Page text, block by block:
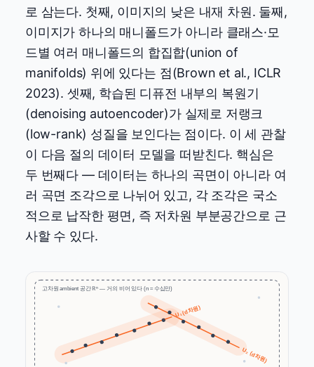
로 삼는다. 첫째, 이미지의 낮은 내재 차원. 둘째,
이미지가 하나의 매니폴드가 아니라 클래스·모
드별 여러 매니폴드의 합집합(union of
manifolds) 위에 있다는 점(Brown et al., ICLR
2023). 셋째, 학습된 디퓨전 내부의 복원기
(denoising autoencoder)가 실제로 저랭크
(low-rank) 성질을 보인다는 점이다. 이 세 관찰
이 다음 절의 데이터 모델을 떠받친다. 핵심은
두 번째다 — 데이터는 하나의 곡면이 아니라 여
러 곡면 조각으로 나뉘어 있고, 각 조각은 국소
적으로 납작한 평면, 즉 저차원 부분공간으로 근
사할 수 있다.
고차원 ambient 공간 ℝⁿ — 거의 비어 있다 (n ≈ 수십만)
U₁ (d차원)
U₂ (d차원)